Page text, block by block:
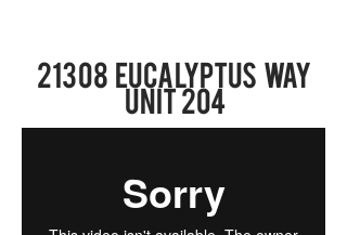
21308 Eucalyptus Way
UNIT 204